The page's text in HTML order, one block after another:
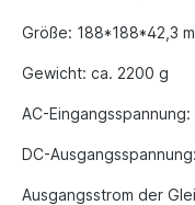
Größe: 188*188*42,3
Gewicht: ca. 2200 g
AC-
DC-
Ausgangsstrom der